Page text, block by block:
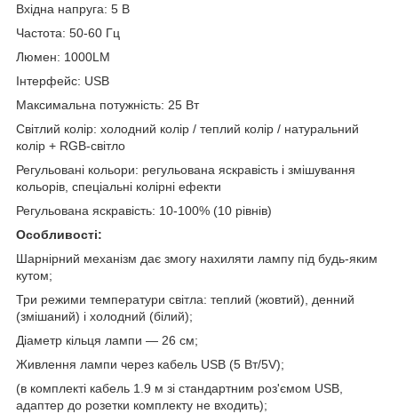
Вхідна напруга: 5 В
Частота: 50-60 Гц
Люмен: 1000LM
Інтерфейс: USB
Максимальна потужність: 25 Вт
Світлий колір: холодний колір / теплий колір / натуральний
колір + RGB-світло
Регульовані кольори: регульована яскравість і змішування
кольорів, спеціальні колірні ефекти
Регульована яскравість: 10-100% (10 рівнів)
Особливості:
Шарнірний механізм дає змогу нахиляти лампу під будь-яким
кутом;
Три режими температури світла: теплий (жовтий), денний
(змішаний) і холодний (білий);
Діаметр кільця лампи — 26 см;
Живлення лампи через кабель USB (5 Вт/5V);
(в комплекті кабель 1.9 м зі стандартним роз'ємом USB,
адаптер до розетки комплекту не входить);